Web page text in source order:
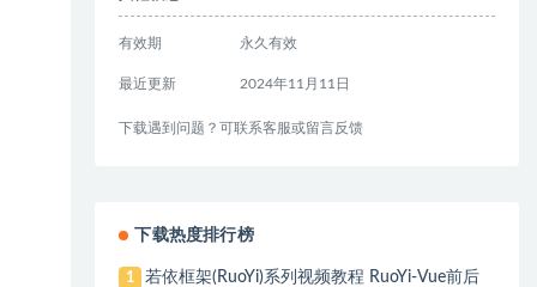
有效期 永久有效
最近更新 2024年11月11日
下载遇到问题？可联系客服或留言反馈
下载热度排行榜
1
若依框架(RuoYi)系列视频教程 RuoYi-Vue前后